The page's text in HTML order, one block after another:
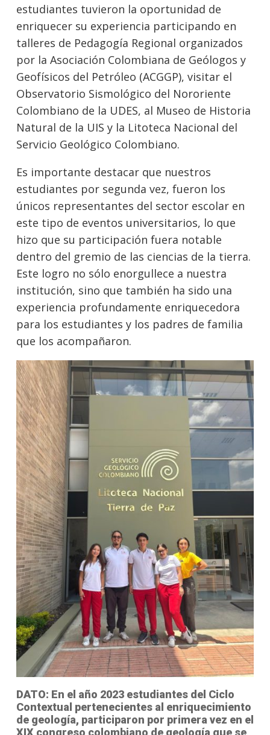
estudiantes tuvieron la oportunidad de
enriquecer su experiencia participando en
talleres de Pedagogía Regional organizados
por la Asociación Colombiana de Geólogos y
Geofísicos del Petróleo (ACGGP), visitar el
Observatorio Sismológico del Nororiente
Colombiano de la UDES, al Museo de Historia
Natural de la UIS y la Litoteca Nacional del
Servicio Geológico Colombiano.
Es importante destacar que nuestros
estudiantes por segunda vez, fueron los
únicos representantes del sector escolar en
este tipo de eventos universitarios, lo que
hizo que su participación fuera notable
dentro del gremio de las ciencias de la tierra.
Este logro no sólo enorgullece a nuestra
institución, sino que también ha sido una
experiencia profundamente enriquecedora
para los estudiantes y los padres de familia
que los acompañaron.
DATO: En el año 2023 estudiantes del Ciclo
Contextual pertenecientes al enriquecimiento
de geología, participaron por primera vez en el
XIX congreso colombiano de geología que se